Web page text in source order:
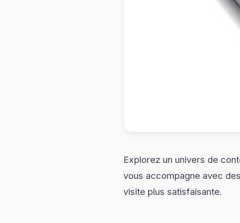
Explorez un univers de
vous accompagne avec
visite plus satisfaisante.